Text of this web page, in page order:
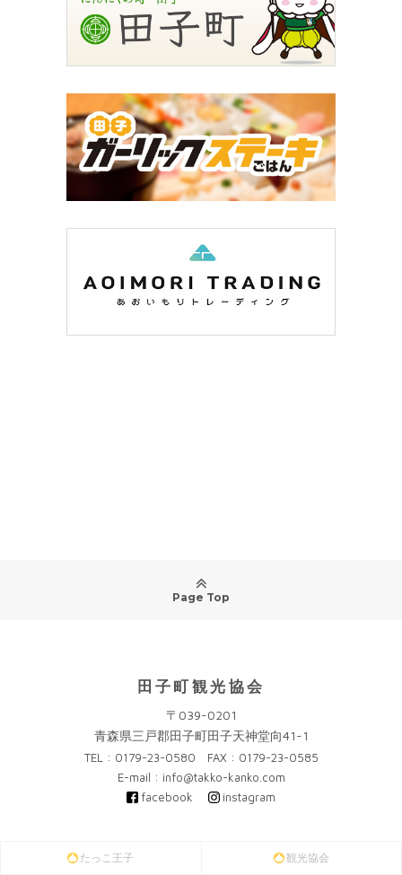
Page Top
田子町観光協会
〒039-0201
青森県三戸郡田子町田子天神堂向41-1
TEL : 0179-23-0580 FAX : 0179-23-0585
E-mail : info@takko-kanko.com
facebook
instagram
たっこ王子 観光協会